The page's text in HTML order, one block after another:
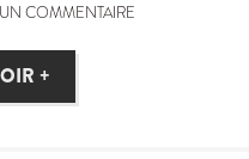
COMMENTAIRE
+